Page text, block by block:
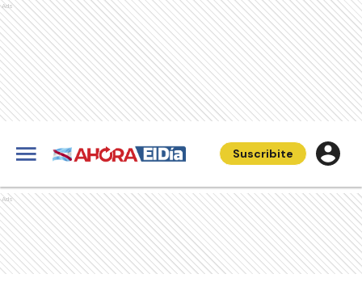
Ads
Suscribite
Ads